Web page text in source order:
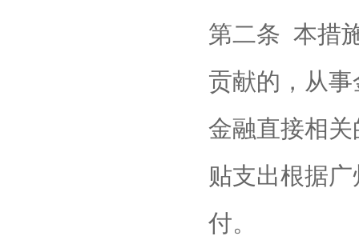
第二条 本措
贡献的，从
金融直接相
贴支出根据
付。